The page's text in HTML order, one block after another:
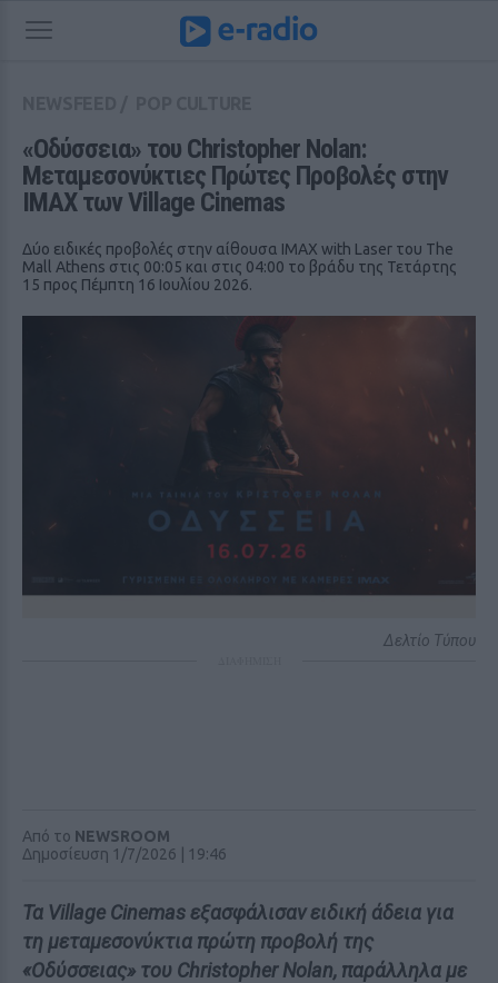
«Οδύσσεια» του Christopher Nolan:
Μεταμεσονύκτιες Πρώτες Προβολές στην
IMAX των Village Cinemas
Δύο ειδικές προβολές στην αίθουσα IMAX with Laser του The
Mall Athens στις 00:05 και στις 04:00 το βράδυ της Τετάρτης
15 προς Πέμπτη 16 Ιουλίου 2026.
Δελτίο Τύπου
Από το NEWSROOM
Δημοσίευση 1/7/2026 | 19:46
Τα Village Cinemas εξασφάλισαν ειδική άδεια για
τη μεταμεσονύκτια πρώτη προβολή της
«Οδύσσειας» του Christopher Nolan, παράλληλα με